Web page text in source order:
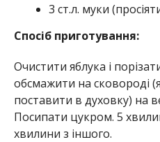
3 ст.л. муки
Спосіб приготування:
Очистити яблука і
обсмажити на сковороді
поставити в духовку) на
Посипати цукром. 5
хвилини з іншого.